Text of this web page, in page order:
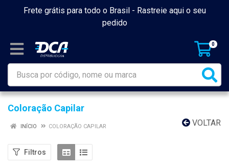
Frete grátis para todo o Brasil - Rastreie aqui o seu
pedido
0
Coloração Capilar
VOLTAR
INÍCIO COLORAÇÃO CAPILAR
Filtros